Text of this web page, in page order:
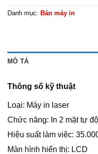
Danh mục: Bán máy in
MÔ TẢ
Thông số kỹ thuật
Loại: Máy in laser
Chức năng: In 2 mặt tự
Hiệu suất làm việc:
Màn hình hiển thị: LCD